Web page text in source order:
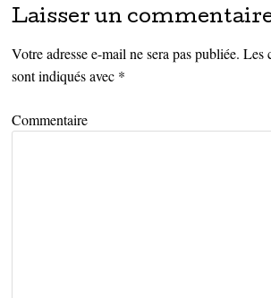
Laisser un
Votre adresse e-mail ne sera pas publiée. Les
sont indiqués avec *
Commentaire